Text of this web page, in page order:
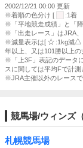
2002/12/21 00:00 更新
※着順の色分け [
:1着
※「平地競走成績」と「
※「出走レース」はJRA、
※減量表示は[
:1kg減
年以上、又は101勝以上の
※「上3F」表記のデータ
スに関しては平均Fで計測
※JRA主催以外のレースで
競馬場/ウィンズ
札幌競馬場